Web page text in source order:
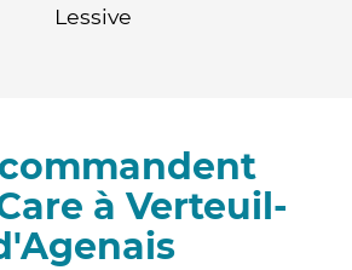
Lessive
à Verteuil-